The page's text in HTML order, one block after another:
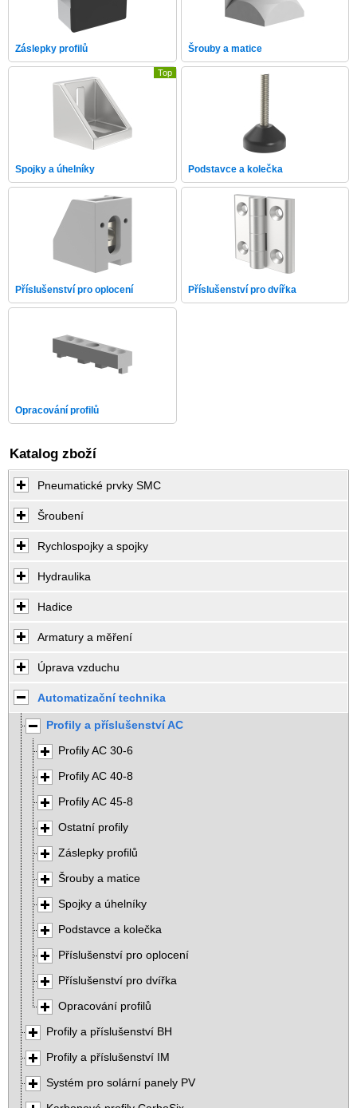
Záslepky profilů Šrouby a matice
Top
Spojky a úhelníky Podstavce a kolečka
Příslušenství pro oplocení Příslušenství pro dvířka
Opracování profilů
Katalog zboží
Pneumatické prvky SMC
Šroubení
Rychlospojky a spojky
Hydraulika
Hadice
Armatury a měření
Úprava vzduchu
Automatizační technika
Profily a příslušenství AC
Profily AC 30-6
Profily AC 40-8
Profily AC 45-8
Ostatní profily
Záslepky profilů
Šrouby a matice
Spojky a úhelníky
Podstavce a kolečka
Příslušenství pro oplocení
Příslušenství pro dvířka
Opracování profilů
Profily a příslušenství BH
Profily a příslušenství IM
Systém pro solární panely PV